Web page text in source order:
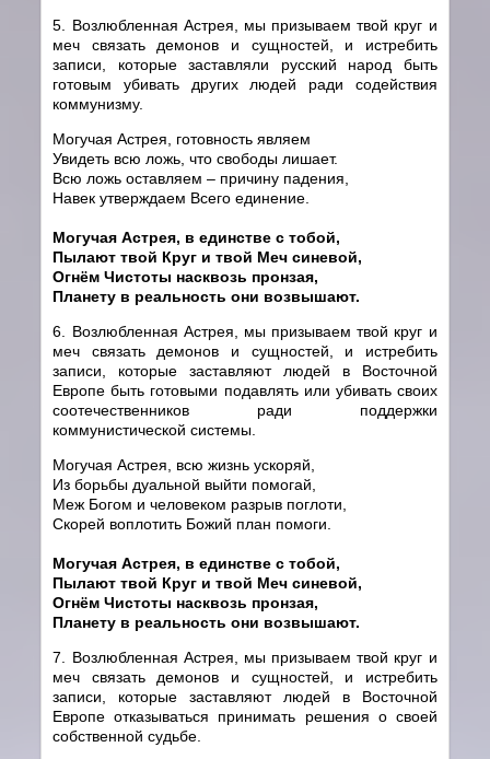
5. Возлюбленная Астрея, мы призываем твой круг и
меч связать демонов и сущностей, и истребить
записи, которые заставляли русский народ быть
готовым убивать других людей ради содействия
коммунизму.
Могучая Астрея, готовность являем
Увидеть всю ложь, что свободы лишает.
Всю ложь оставляем – причину падения,
Навек утверждаем Всего единение.
Могучая Астрея, в единстве с тобой,
Пылают твой Круг и твой Меч синевой,
Огнём Чистоты насквозь пронзая,
Планету в реальность они возвышают.
6. Возлюбленная Астрея, мы призываем твой круг и
меч связать демонов и сущностей, и истребить
записи, которые заставляют людей в Восточной
Европе быть готовыми подавлять или убивать своих
соотечественников ради поддержки
коммунистической системы.
Могучая Астрея, всю жизнь ускоряй,
Из борьбы дуальной выйти помогай,
Меж Богом и человеком разрыв поглоти,
Скорей воплотить Божий план помоги.
Могучая Астрея, в единстве с тобой,
Пылают твой Круг и твой Меч синевой,
Огнём Чистоты насквозь пронзая,
Планету в реальность они возвышают.
7. Возлюбленная Астрея, мы призываем твой круг и
меч связать демонов и сущностей, и истребить
записи, которые заставляют людей в Восточной
Европе отказываться принимать решения о своей
собственной судьбе.